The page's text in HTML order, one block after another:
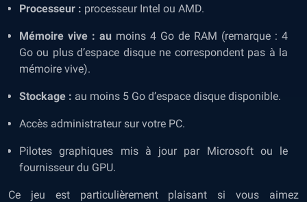
Processeur : processeur Intel ou AMD.
Mémoire vive : au moins 4 Go de RAM (remarque : 4
Go ou plus d’espace disque ne correspondent pas à la
mémoire vive).
Stockage : au moins 5 Go d’espace disque disponible.
Accès administrateur sur votre PC.
Pilotes graphiques mis à jour par Microsoft ou le
fournisseur du GPU.
Ce jeu est particulièrement plaisant si vous aimez